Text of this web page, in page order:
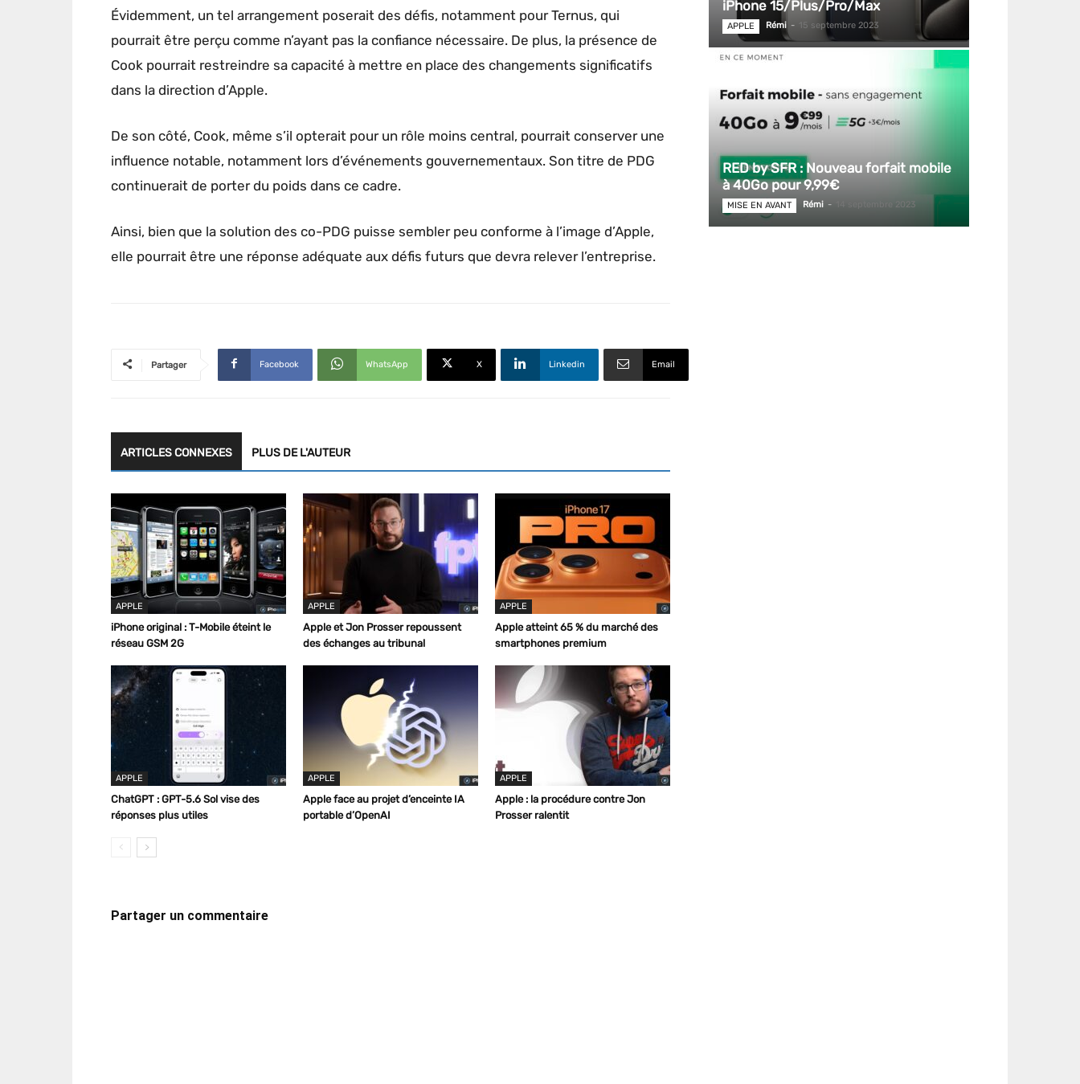
Évidemment, un tel arrangement poserait des défis, notamment pour Ternus, qui
pourrait être perçu comme n’ayant pas la confiance nécessaire. De plus, la présence de
Cook pourrait restreindre sa capacité à mettre en place des changements significatifs
dans la direction d’Apple.
De son côté, Cook, même s’il opterait pour un rôle moins central, pourrait conserver une
influence notable, notamment lors d’événements gouvernementaux. Son titre de PDG
continuerait de porter du poids dans ce cadre.
Ainsi, bien que la solution des co-PDG puisse sembler peu conforme à l’image d’Apple,
elle pourrait être une réponse adéquate aux défis futurs que devra relever l’entreprise.
Partager Facebook WhatsApp X Linkedin Email
ARTICLES CONNEXES PLUS DE L'AUTEUR
APPLE
iPhone original : T-Mobile éteint le
réseau GSM 2G
APPLE
Apple et Jon Prosser repoussent
des échanges au tribunal
APPLE
Apple atteint 65 % du marché des
smartphones premium
APPLE
ChatGPT : GPT-5.6 Sol vise des
réponses plus utiles
APPLE
Apple face au projet d’enceinte IA
portable d’OpenAI
APPLE
Apple : la procédure contre Jon
Prosser ralentit
Partager un commentaire
iPhone 15/Plus/Pro/Max
APPLE Rémi - 15 septembre 2023
RED by SFR : Nouveau forfait mobile
à 40Go pour 9,99€
MISE EN AVANT Rémi - 14 septembre 2023